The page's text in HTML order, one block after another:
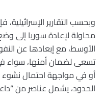
وبحسب التقارير
محاولة لإعادة سوريا ‏إلى
الأوسط، مع إبعادها عن
تسعى لضمان أمنها، سواء
أو في مواجهة احتمال
الحدود، يشمل عناصر من